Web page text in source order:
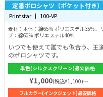
定番ポロシャツ（ポケット付き）
Printstar 丨 100-VP
素材：本体：綿65％ ポリエステル35％、
ブ：綿60％ ポリエステル40％
いつでも使えて誰でも似合う、王
のポロシャツです。
単色(シルクスクリーン)最安価格
¥1,000(税込¥1,100)～
フルカラー(インクジェット)最安価格